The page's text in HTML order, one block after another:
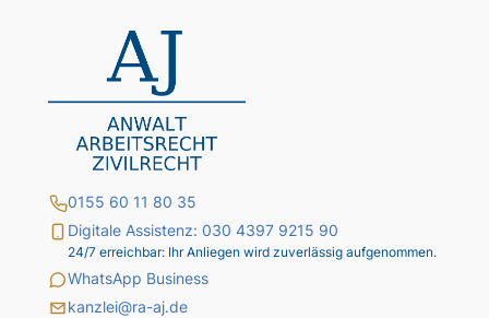
0155 60 11 80 35
Digitale Assistenz: 030 4397 9215 90
24/7 erreichbar: Ihr Anliegen wird zuverlässig aufgenommen.
WhatsApp Business
kanzlei@ra-aj.de